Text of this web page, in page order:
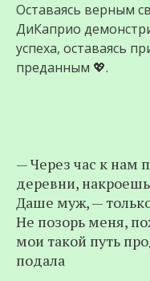
Оставаясь верным
ДиКаприо
успеха, оставаясь
преданным 💖.
— Через час к нам
деревни,
Даше муж, —
Не позорь меня,
мои такой путь
подала